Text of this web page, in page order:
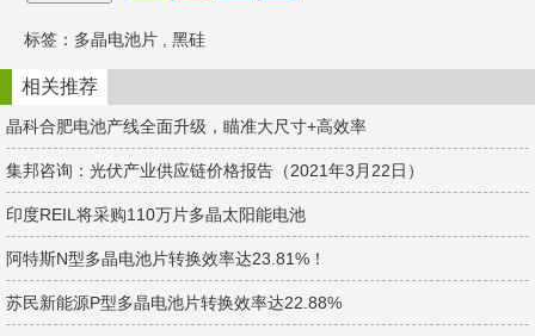
a
t
e
b
d
n
标签： 多晶电池片 黑硅
相关推荐
晶科合肥电池产线全面升级，瞄准大尺寸+高效率
集邦咨询：光伏产业供应链价格报告（2021年3月22日）
印度REIL将采购110万片多晶太阳能电池
阿特斯N型多晶电池片转换效率达23.81%！
苏民新能源P型多晶电池片转换效率达22.88%